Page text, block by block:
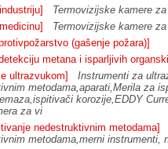
Termovizijske kamere
Termovizijske kamere
(gašenje požara)]
metana i isparljivih
ultrazvukom]
Instrumenti za
metodama,aparati,Merila za
korozije,EDDY
za vi
nedestruktivnim metodama]
metodama,merni instrumenti,